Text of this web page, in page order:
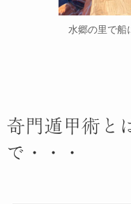
水郷の里で船
奇門遁甲術と
で・・・